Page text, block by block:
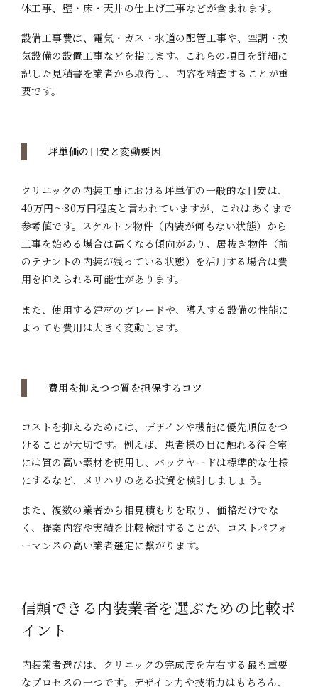
体工事、壁・床・天井の仕上げ工事などが含まれます。
設備工事費は、電気・ガス・水道の配管工事や、空調・換
気設備の設置工事などを指します。これらの項目を詳細に
記した見積書を業者から取得し、内容を精査することが重
要です。
坪単価の目安と変動要因
クリニックの内装工事における坪単価の一般的な目安は、
40万円～80万円程度と言われていますが、これはあくまで
参考値です。スケルトン物件（内装が何もない状態）から
工事を始める場合は高くなる傾向があり、居抜き物件（前
のテナントの内装が残っている状態）を活用する場合は費
用を抑えられる可能性があります。
また、使用する建材のグレードや、導入する設備の性能に
よっても費用は大きく変動します。
費用を抑えつつ質を担保するコツ
コストを抑えるためには、デザインや機能に優先順位をつ
けることが大切です。例えば、患者様の目に触れる待合室
には質の高い素材を使用し、バックヤードは標準的な仕様
にするなど、メリハリのある投資を検討しましょう。
また、複数の業者から相見積もりを取り、価格だけでな
く、提案内容や実績を比較検討することが、コストパフォ
ーマンスの高い業者選定に繋がります。
信頼できる内装業者を選ぶための比較ポ
イント
内装業者選びは、クリニックの完成度を左右する最も重要
なプロセスの一つです。デザイン力や技術力はもちろん、